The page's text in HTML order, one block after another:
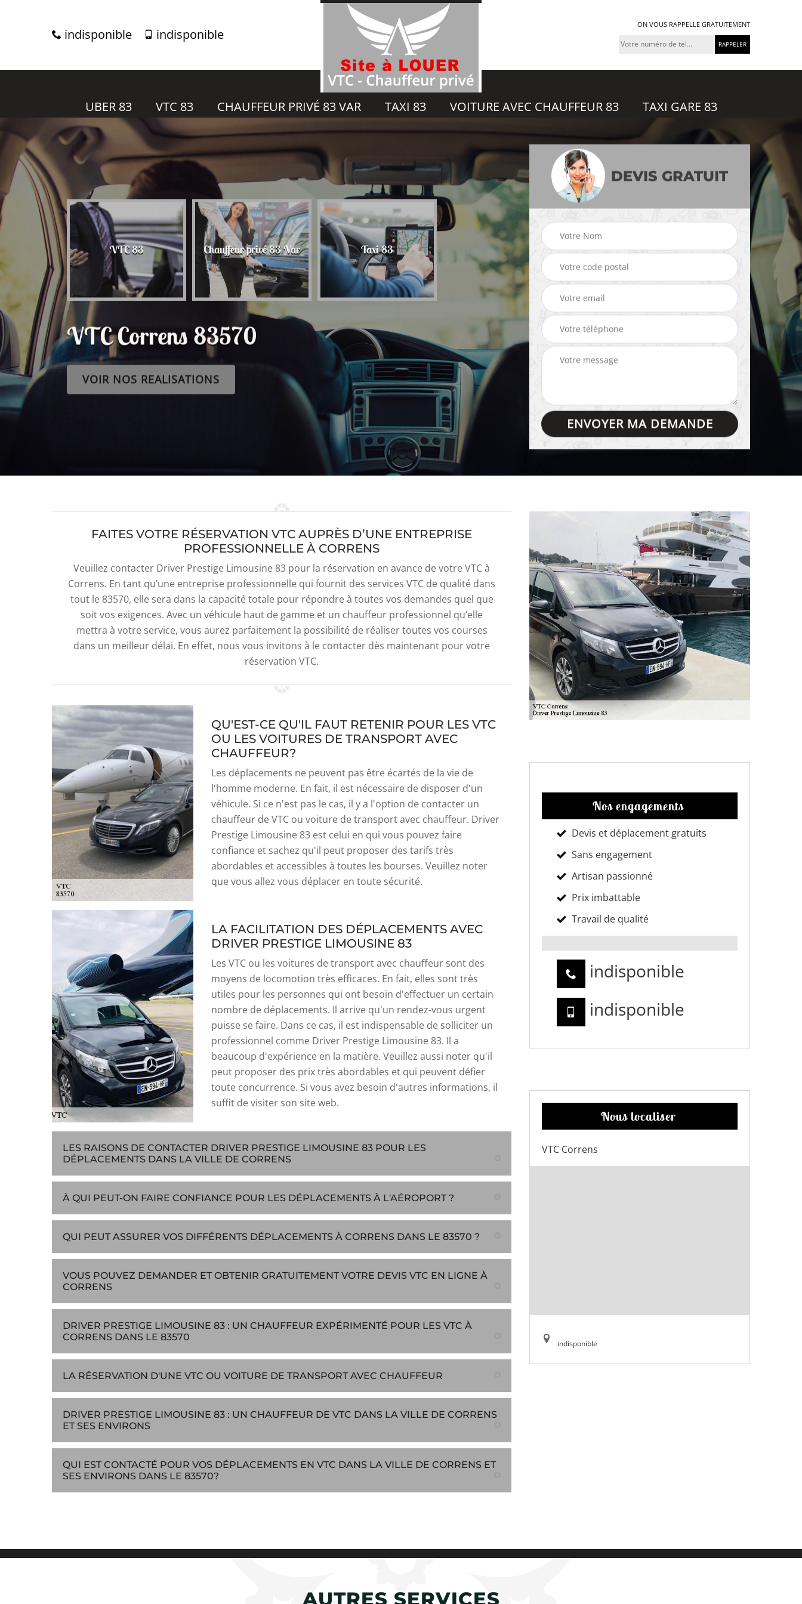
indisponible indisponible
ON VOUS RAPPELLE GRATUITEMENT
UBER 83 VTC 83 CHAUFFEUR PRIVÉ 83 VAR TAXI 83 VOITURE AVEC CHAUFFEUR 83 TAXI GARE 83
83 VTC 83 Chauffeur privé 83 Var Taxi 83 Voiture avec chauffeur
83 Taxi gare 83 Uber 83
VTC Correns 83570
VOIR NOS REALISATIONS
DEVIS GRATUIT
FAITES VOTRE RÉSERVATION VTC AUPRÈS D’UNE ENTREPRISE
PROFESSIONNELLE À CORRENS
Veuillez contacter Driver Prestige Limousine 83 pour la réservation en avance de votre VTC à
Correns. En tant qu’une entreprise professionnelle qui fournit des services VTC de qualité dans
tout le 83570, elle sera dans la capacité totale pour répondre à toutes vos demandes quel que
soit vos exigences. Avec un véhicule haut de gamme et un chauffeur professionnel qu’elle
mettra à votre service, vous aurez parfaitement la possibilité de réaliser toutes vos courses
dans un meilleur délai. En effet, nous vous invitons à le contacter dès maintenant pour votre
réservation VTC.
QU'EST-CE QU'IL FAUT RETENIR POUR LES VTC
OU LES VOITURES DE TRANSPORT AVEC
CHAUFFEUR?
Les déplacements ne peuvent pas être écartés de la vie de
l'homme moderne. En fait, il est nécessaire de disposer d'un
véhicule. Si ce n'est pas le cas, il y a l'option de contacter un
chauffeur de VTC ou voiture de transport avec chauffeur. Driver
Prestige Limousine 83 est celui en qui vous pouvez faire
confiance et sachez qu'il peut proposer des tarifs très
abordables et accessibles à toutes les bourses. Veuillez noter
que vous allez vous déplacer en toute sécurité.
LA FACILITATION DES DÉPLACEMENTS AVEC
DRIVER PRESTIGE LIMOUSINE 83
Les VTC ou les voitures de transport avec chauffeur sont des
moyens de locomotion très efficaces. En fait, elles sont très
utiles pour les personnes qui ont besoin d'effectuer un certain
nombre de déplacements. Il arrive qu'un rendez-vous urgent
puisse se faire. Dans ce cas, il est indispensable de solliciter un
professionnel comme Driver Prestige Limousine 83. Il a
beaucoup d'expérience en la matière. Veuillez aussi noter qu'il
peut proposer des prix très abordables et qui peuvent défier
toute concurrence. Si vous avez besoin d'autres informations, il
suffit de visiter son site web.
LES RAISONS DE CONTACTER DRIVER PRESTIGE LIMOUSINE 83 POUR LES
DÉPLACEMENTS DANS LA VILLE DE CORRENS
À QUI PEUT-ON FAIRE CONFIANCE POUR LES DÉPLACEMENTS À L'AÉROPORT ?
QUI PEUT ASSURER VOS DIFFÉRENTS DÉPLACEMENTS À CORRENS DANS LE 83570 ?
VOUS POUVEZ DEMANDER ET OBTENIR GRATUITEMENT VOTRE DEVIS VTC EN LIGNE À
CORRENS
DRIVER PRESTIGE LIMOUSINE 83 : UN CHAUFFEUR EXPÉRIMENTÉ POUR LES VTC À
CORRENS DANS LE 83570
LA RÉSERVATION D'UNE VTC OU VOITURE DE TRANSPORT AVEC CHAUFFEUR
DRIVER PRESTIGE LIMOUSINE 83 : UN CHAUFFEUR DE VTC DANS LA VILLE DE CORRENS
ET SES ENVIRONS
QUI EST CONTACTÉ POUR VOS DÉPLACEMENTS EN VTC DANS LA VILLE DE CORRENS ET
SES ENVIRONS DANS LE 83570?
Nos engagements
Devis et déplacement gratuits
Sans engagement
Artisan passionné
Prix imbattable
Travail de qualité
indisponible
indisponible
Nous localiser
VTC Correns
indisponible
AUTRES SERVICES